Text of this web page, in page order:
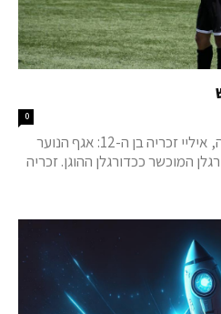
0
הישג יפה לכדורגלן מכבי נתניה, איליי זכריה בן ה-12: אגף הנוער
המוכשר ככדורגלן ההוגן. זכריה